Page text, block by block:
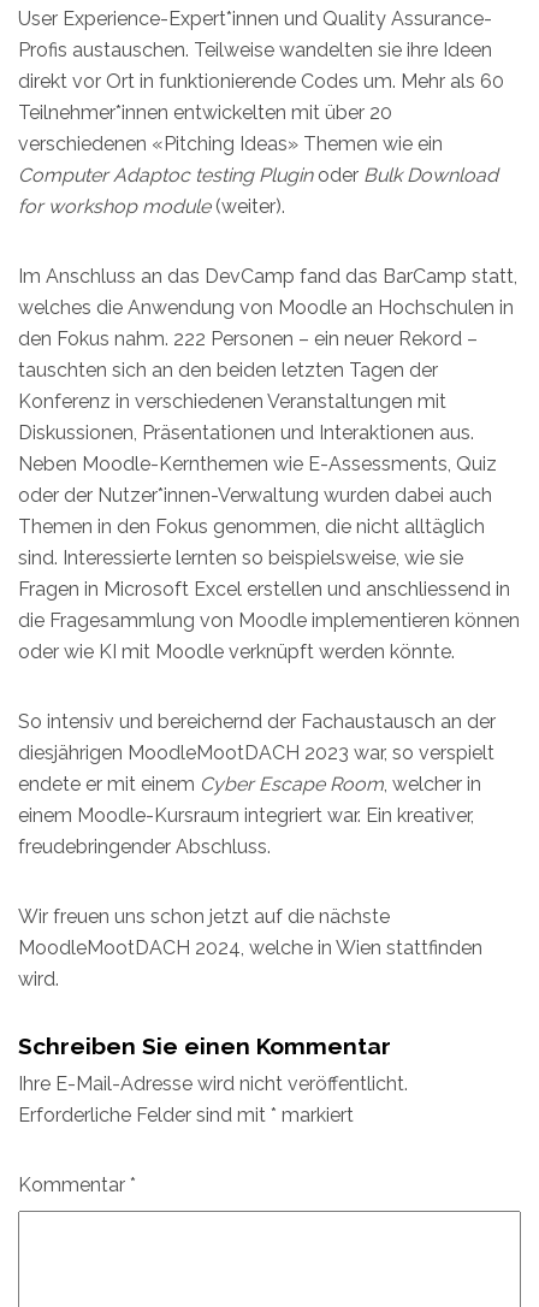
User Experience-Expert*innen und Quality Assurance-
Profis austauschen. Teilweise wandelten sie ihre Ideen
direkt vor Ort in funktionierende Codes um. Mehr als 60
Teilnehmer*innen entwickelten mit über 20
verschiedenen «Pitching Ideas» Themen wie ein
Computer Adaptoc testing Pluginoder Bulk Download
for workshop module(weiter).
Im Anschluss an das DevCamp fand das BarCamp statt,
welches die Anwendung von Moodle an Hochschulen in
den Fokus nahm. 222 Personen – ein neuer Rekord –
tauschten sich an den beiden letzten Tagen der
Konferenz in verschiedenen Veranstaltungen mit
Diskussionen, Präsentationen und Interaktionen aus.
Neben Moodle-Kernthemen wie E-Assessments, Quiz
oder der Nutzer*innen-Verwaltung wurden dabei auch
Themen in den Fokus genommen, die nicht alltäglich
sind. Interessierte lernten so beispielsweise, wie sie
Fragen in Microsoft Excel erstellen und anschliessend in
die Fragesammlung von Moodle implementieren können
oder wie KI mit Moodle verknüpft werden könnte.
So intensiv und bereichernd der Fachaustausch an der
diesjährigen MoodleMootDACH 2023 war, so verspielt
endete er mit einem Cyber Escape Room , welcher in
einem Moodle-Kursraum integriert war. Ein kreativer,
freudebringender Abschluss.
Wir freuen uns schon jetzt auf die nächste
MoodleMootDACH 2024, welche in Wien stattfinden
wird.
Schreiben Sie einen Kommentar
Ihre E-Mail-Adresse wird nicht veröffentlicht.
Erforderliche Felder sind mit * markiert
Kommentar *